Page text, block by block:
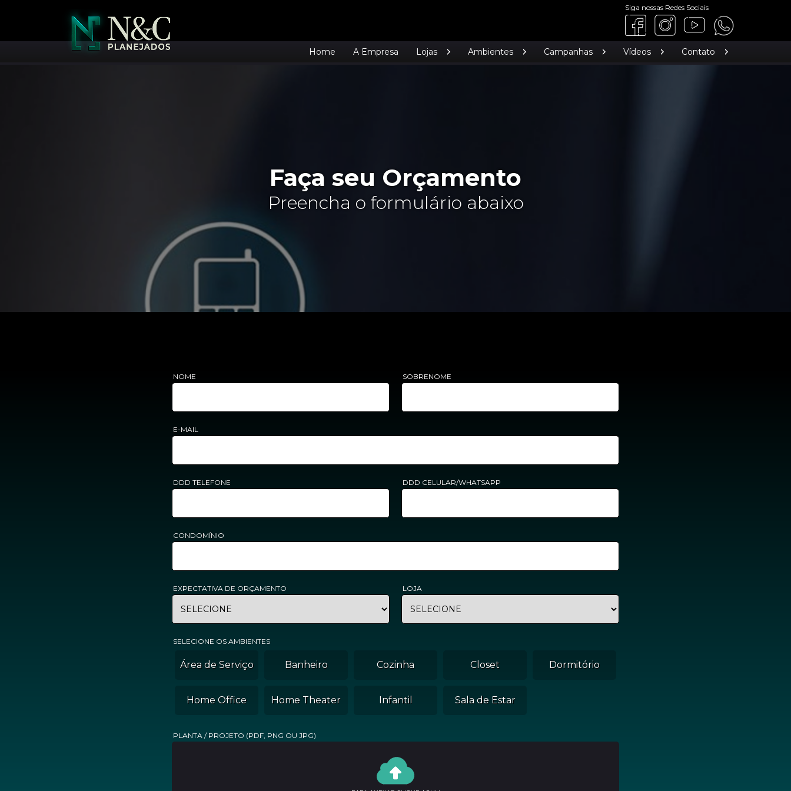
Siga nossas Redes Sociais
Home A Empresa Lojas Ambientes Campanhas Vídeos Contato
Faça seu Orçamento
Preencha o formulário abaixo
NOME SOBRENOME
E-MAIL
DDD TELEFONE DDD CELULAR/WHATSAPP
CONDOMÍNIO
EXPECTATIVA DE ORÇAMENTO LOJA
SELECIONE OS AMBIENTES
Área de Serviço Banheiro Cozinha Closet Dormitório
Home Office Home Theater Infantil Sala de Estar
PLANTA / PROJETO (PDF, PNG OU JPG)